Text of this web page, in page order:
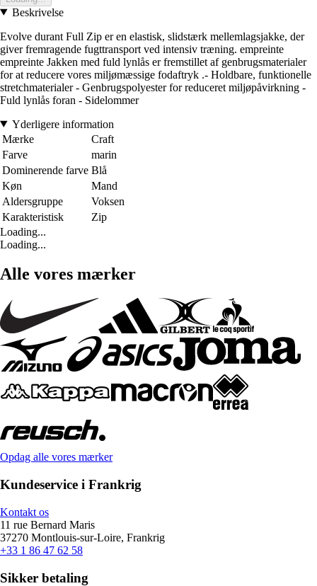
Beskrivelse
Evolve durant Full Zip er en elastisk, slidstærk mellemlagsjakke, der
giver fremragende fugttransport ved intensiv træning. empreinte
empreinte Jakken med fuld lynlås er fremstillet af genbrugsmaterialer
for at reducere vores miljømæssige fodaftryk .- Holdbare, funktionelle
stretchmaterialer - Genbrugspolyester for reduceret miljøpåvirkning -
Fuld lynlås foran - Sidelommer
Yderligere information
Mærke
Craft
Farve
marin
Dominerende farve Blå
Køn
Mand
Aldersgruppe
Voksen
Karakteristisk
Zip
Loading...
Loading...
Alle vores mærker
Opdag alle vores mærker
Kundeservice i Frankrig
Kontakt os
11 rue Bernard Maris
37270 Montlouis-sur-Loire, Frankrig
+33 1 86 47 62 58
Sikker betaling